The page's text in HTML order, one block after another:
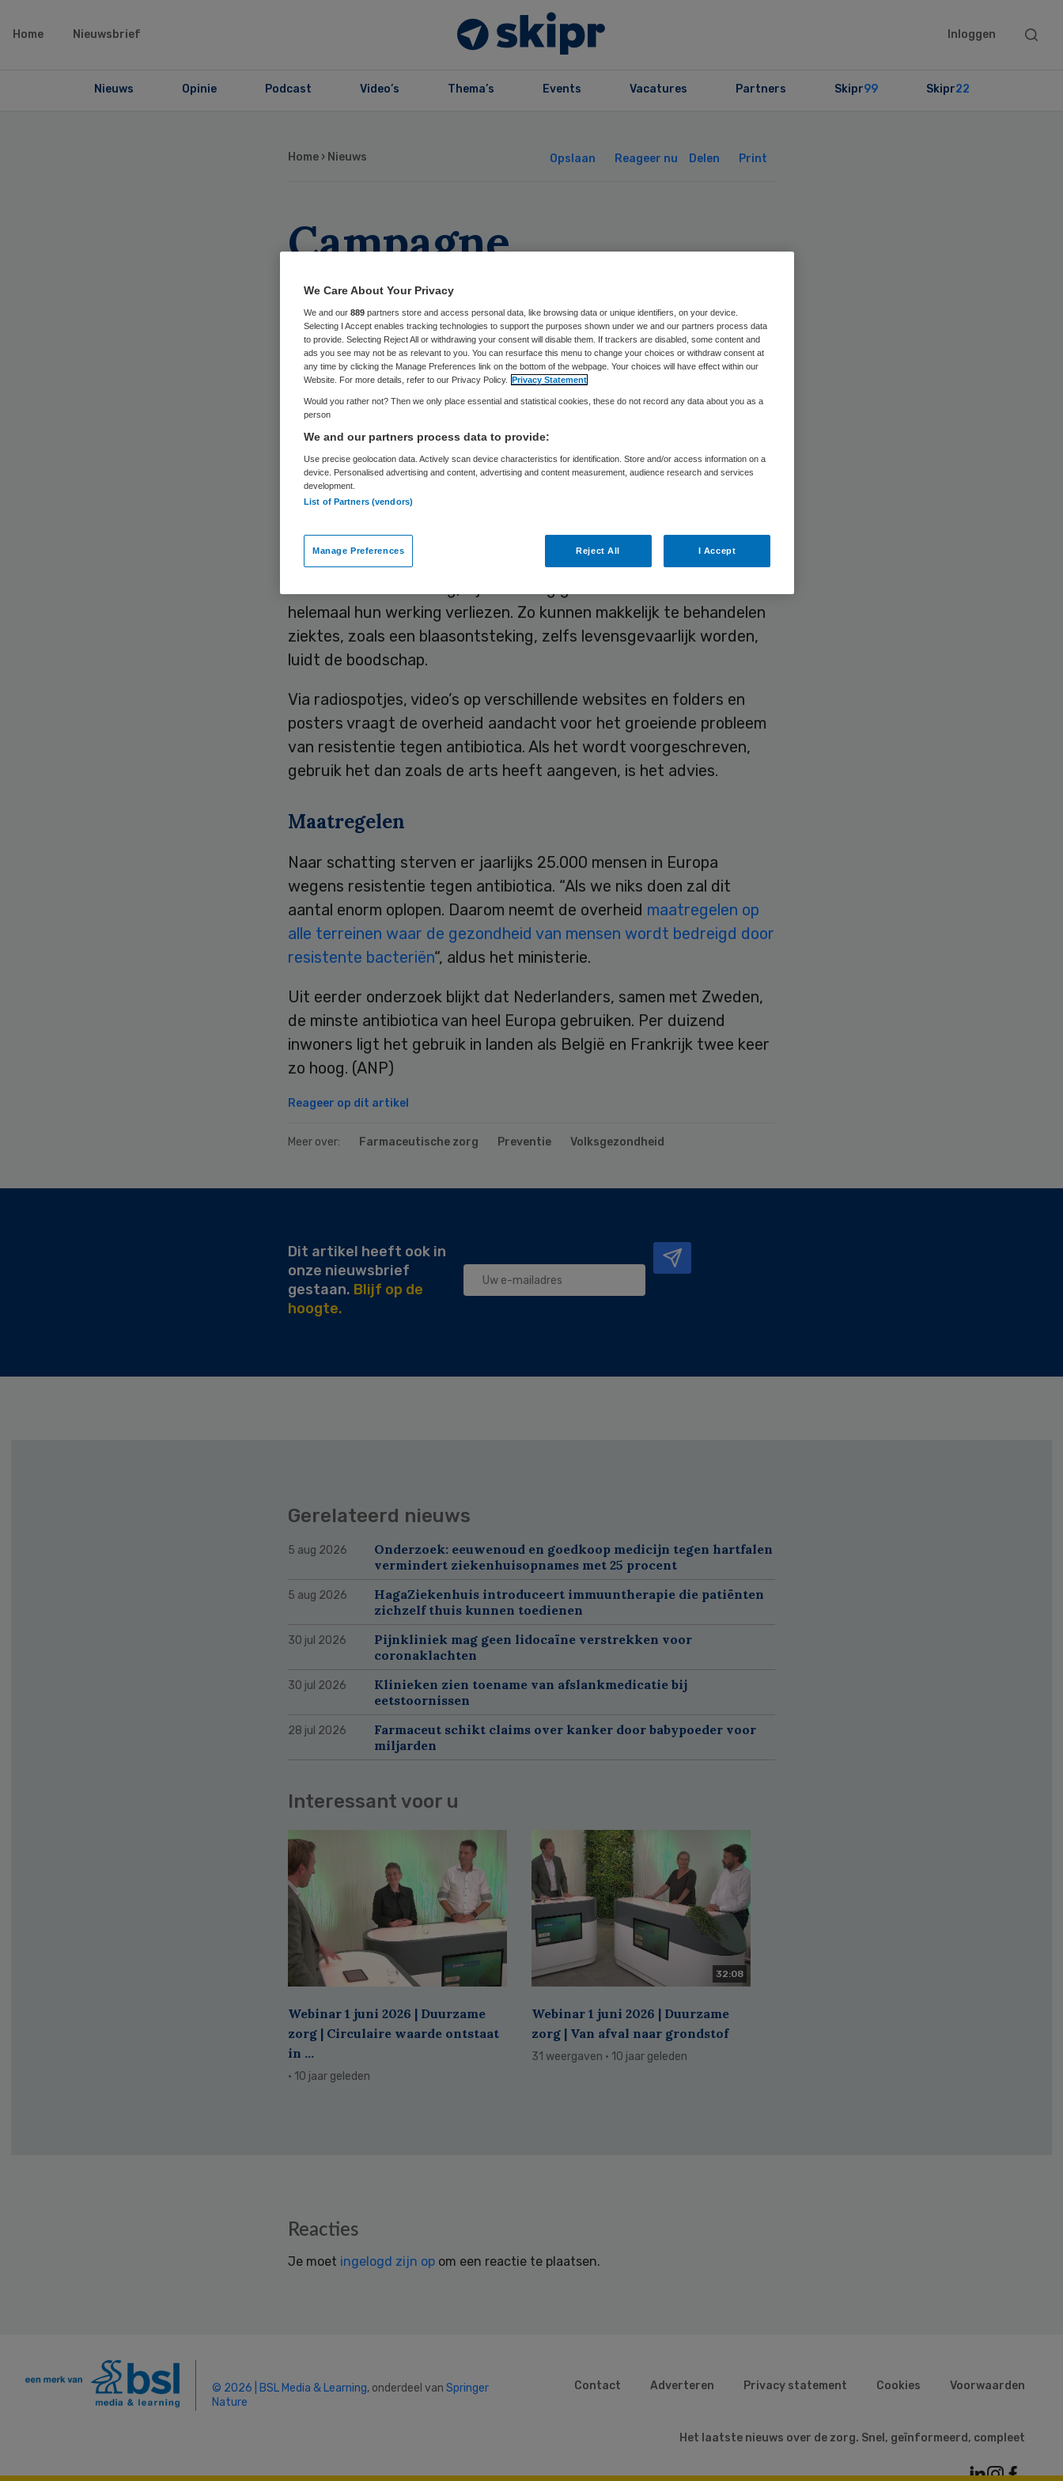
Home Nieuwsbrief Inloggen
Search
Nieuws Opinie Podcast Video’s Thema’s Events Vacatures Partners Skipr99 Skipr22
Home › Nieuws Opslaan Reageer nu Delen Print
Campagne
waarschuwt voor
overmatig gebruik
antibiotica
Volksgezondheid begint donderdag met een campagne om te
waarschuwen voor de gevolgen van overmatig gebruik van
helemaal hun werking verliezen. Zo kunnen makkelijk te behandelen
ziektes, zoals een blaasontsteking, zelfs levensgevaarlijk worden,
luidt de boodschap.
Via radiospotjes, video’s op verschillende websites en folders en
posters vraagt de overheid aandacht voor het groeiende probleem
van resistentie tegen antibiotica. Als het wordt voorgeschreven,
gebruik het dan zoals de arts heeft aangeven, is het advies.
Maatregelen
Naar schatting sterven er jaarlijks 25.000 mensen in Europa
wegens resistentie tegen antibiotica. “Als we niks doen zal dit
aantal enorm oplopen. Daarom neemt de overheid maatregelen op
alle terreinen waar de gezondheid van mensen wordt bedreigd door
resistente bacteriën“, aldus het ministerie.
Uit eerder onderzoek blijkt dat Nederlanders, samen met Zweden,
de minste antibiotica van heel Europa gebruiken. Per duizend
inwoners ligt het gebruik in landen als België en Frankrijk twee keer
zo hoog. (ANP)
Reageer op dit artikel
Meer over: Farmaceutische zorg Preventie Volksgezondheid
Dit artikel heeft ook in
onze nieuwsbrief
gestaan. Blijf op de
hoogte.
Gerelateerd nieuws
5 aug 2026
Onderzoek: eeuwenoud en goedkoop medicijn tegen hartfalen
vermindert ziekenhuisopnames met 25 procent
5 aug 2026
HagaZiekenhuis introduceert immuuntherapie die patiënten
zichzelf thuis kunnen toedienen
30 jul 2026
Pijnkliniek mag geen lidocaïne verstrekken voor
coronaklachten
30 jul 2026
Klinieken zien toename van afslankmedicatie bij
eetstoornissen
28 jul 2026
Farmaceut schikt claims over kanker door babypoeder voor
miljarden
Interessant voor u
Webinar 1 juni 2026 | Duurzame
zorg | Circulaire waarde ontstaat
in ...
· 10 jaar geleden
32:08
Webinar 1 juni 2026 | Duurzame
zorg | Van afval naar grondstof
31 weergaven · 10 jaar geleden
Reacties
Je moet ingelogd zijn op om een reactie te plaatsen.
© 2026 | BSL Media & Learning, onderdeel van Springer
Nature
Contact Adverteren Privacy statement Cookies Voorwaarden
Het laatste nieuws over de zorg. Snel, geïnformeerd, compleet
We Care About Your Privacy
We and our 889 partners store and access personal data, like browsing data or unique identifiers, on your device.
Selecting I Accept enables tracking technologies to support the purposes shown under we and our partners process data
to provide. Selecting Reject All or withdrawing your consent will disable them. If trackers are disabled, some content and
ads you see may not be as relevant to you. You can resurface this menu to change your choices or withdraw consent at
any time by clicking the Manage Preferences link on the bottom of the webpage. Your choices will have effect within our
Website. For more details, refer to our Privacy Policy. Privacy Statement
Would you rather not? Then we only place essential and statistical cookies, these do not record any data about you as a
person
We and our partners process data to provide:
Use precise geolocation data. Actively scan device characteristics for identification. Store and/or access information on a
device. Personalised advertising and content, advertising and content measurement, audience research and services
development.
List of Partners (vendors)
Manage Preferences Reject All I Accept